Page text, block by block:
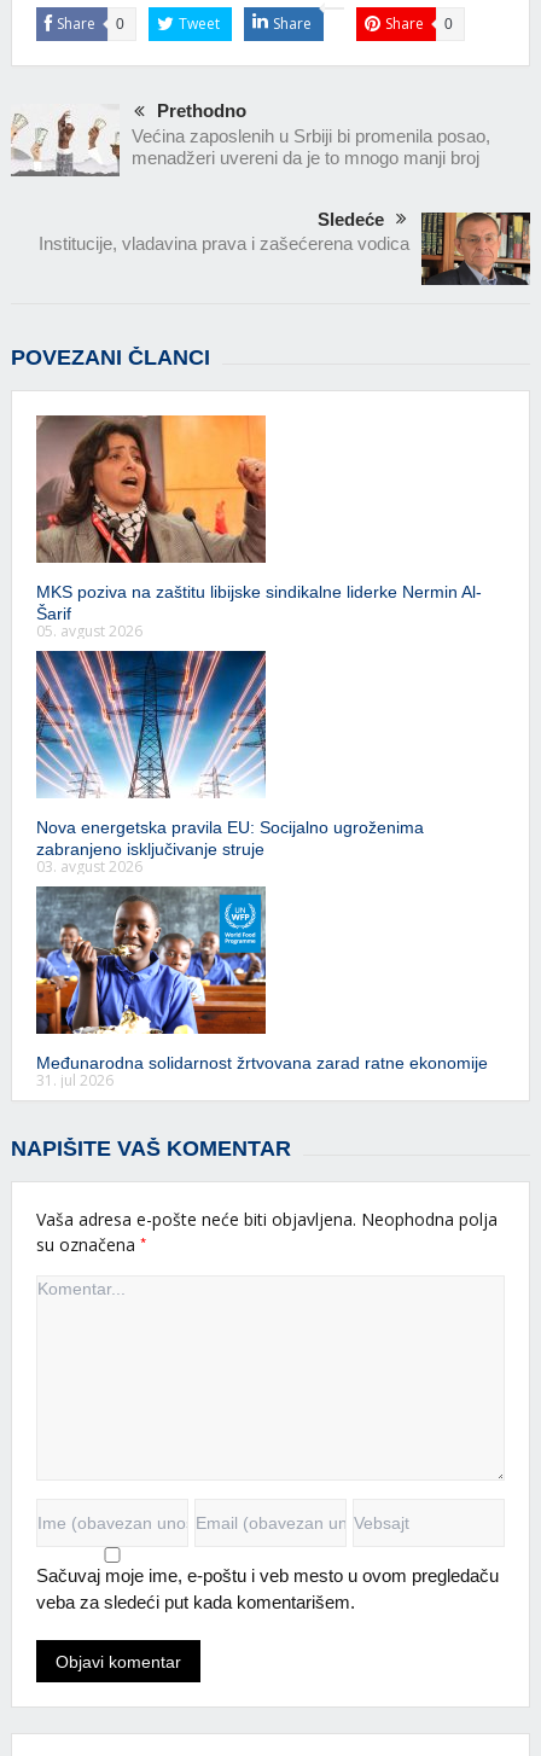
Share 0 Tweet Share Share 0
Prethodno
Većina zaposlenih u Srbiji bi promenila posao,
menadžeri uvereni da je to mnogo manji broj
Sledeće
Institucije, vladavina prava i zašećerena vodica
POVEZANI ČLANCI
MKS poziva na zaštitu libijske sindikalne liderke Nermin Al-
Šarif
05. avgust 2026
Nova energetska pravila EU: Socijalno ugroženima
zabranjeno isključivanje struje
03. avgust 2026
Međunarodna solidarnost žrtvovana zarad ratne ekonomije
31. jul 2026
NAPIŠITE VAŠ KOMENTAR
Vaša adresa e-pošte neće biti objavljena. Neophodna polja
su označena *
Sačuvaj moje ime, e-poštu i veb mesto u ovom pregledaču
veba za sledeći put kada komentarišem.